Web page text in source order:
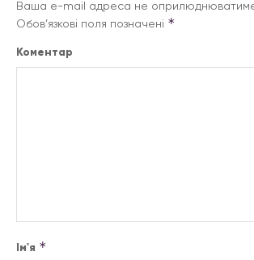
Ваша e-mail адреса не
Обов’язкові поля позначені *
Коментар
Ім'я *